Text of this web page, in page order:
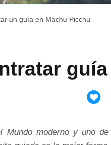
un guía en Machu Picchu
moderno y uno